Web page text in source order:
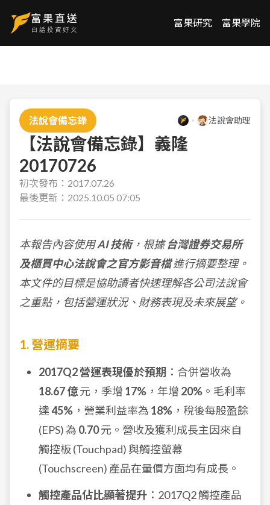
富果研究 富果學院
法說會備忘錄 法說會助理
【法說會備忘錄】義隆
20170726
初次發布： 2017.07.26
最後更新： 2025.10.05 07:05
本報告內容使用AI 技術，根據台灣證券交易所
及櫃買中心法說會之官方影音檔進行摘要整理。
本文件的目標是協助讀者快速理解各公司法說會
之重點，包括營運狀況、財務表現及未來展望。
1. 營運摘要
2017Q2 營運表現優於預期 ：合併營收為
18.67 億元，季增 17% ，年增 20% 。毛利率
達45% ，營業利益率為 18% ，稅後每股盈餘
(EPS) 為 0.70元。營收及獲利成長主因來自
觸控板 (Touchpad) 與觸控螢幕
(Touchscreen) 產品在量價方面均有成長。
觸控產品佔比顯著提升 ：2017Q2 觸控產品